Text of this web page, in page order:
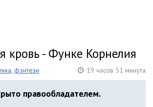
кровь - Функе Корнелия
фэнтези 19 часов 51 минута
правообладателем.